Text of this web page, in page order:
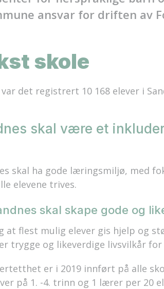
ansvar for driften av
skole
det registrert 10 168 elever i
skal være et
skal ha gode læringsmiljø, med
elevene trives.
skal skape gode og
at flest mulig elever gis hjelp og
trygge og likeverdige livsvilkår for
er i 2019 innført på alle
på 1. -4. trinn og 1 lærer per 20